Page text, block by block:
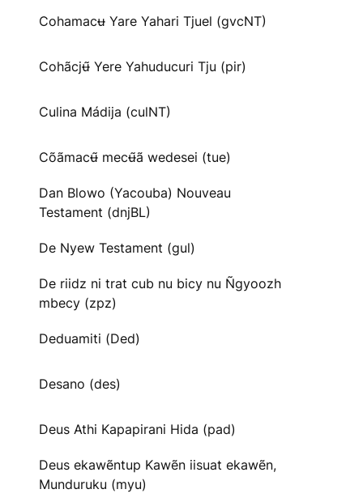
Cohamacʉ Yare Yahari Tjuel (gvcNT)
Cohãcjʉ̃ Yere Yahuducuri Tju (pir)
Culina Mádija (culNT)
Cõãmacʉ̃ mecʉ̃ã wedesei (tue)
Dan Blowo (Yacouba) Nouveau
Testament (dnjBL)
De Nyew Testament (gul)
De riidz ni trat cub nu bicy nu Ñgyoozh
mbecy (zpz)
Deduamiti (Ded)
Desano (des)
Deus Athi Kapapirani Hida (pad)
Deus ekawẽntup Kawẽn iisuat ekawẽn,
Munduruku (myu)